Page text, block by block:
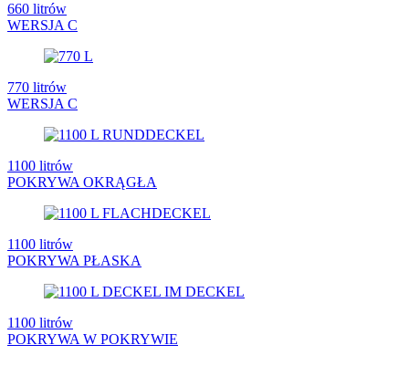
660 litrów
WERSJA C
770 litrów
WERSJA C
1100 litrów
POKRYWA OKRĄGŁA
1100 litrów
POKRYWA PŁASKA
1100 litrów
POKRYWA W POKRYWIE